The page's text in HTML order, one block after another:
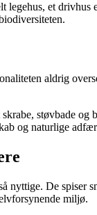
et drivhus
aldrig
støvbade
og naturlige
nyttige. De spiser
miljø.